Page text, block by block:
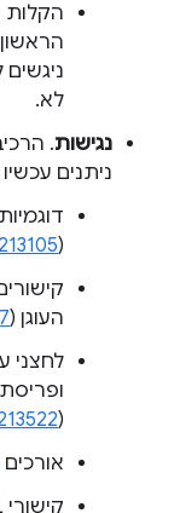
לא.
נגישות.
ניתנים
(
העוגן (
לחצני
(
אורכים